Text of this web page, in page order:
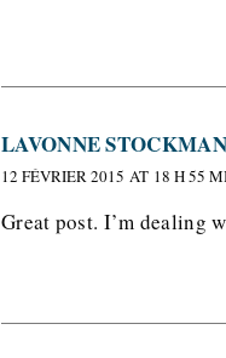
LAVONNE STOCKMAN
12 FÉVRIER 2015 AT 18 H 55
Great post. I’m dealing